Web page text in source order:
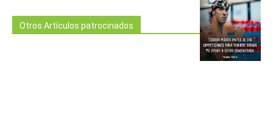
Otros Artículos patrocinados